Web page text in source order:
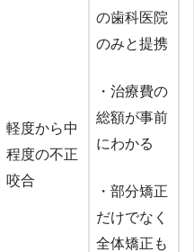
軽度から中
程度の不正
咬合
の歯科医院
のみと提携
・治療費の
総額が事前
にわかる
・部分矯正
だけでなく
全体矯正も